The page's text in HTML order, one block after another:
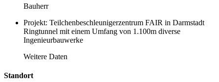
Bauherr
Projekt: Teilchenbeschleunigerzentrum FAIR in Darmstadt
Ringtunnel mit einem Umfang von 1.100m diverse
Ingenieurbauwerke
Weitere Daten
Standort